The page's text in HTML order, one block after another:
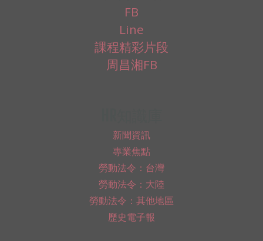
FB
Line
課程精彩片段
周昌湘FB
新聞資訊
專業焦點
勞動法令：台灣
勞動法令：大陸
勞動法令：其他地區
歷史電子報